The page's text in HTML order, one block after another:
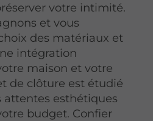
votre intimité.
et vous
des matériaux et
intégration
maison et votre
de clôture est étudié
attentes esthétiques
budget. Confier